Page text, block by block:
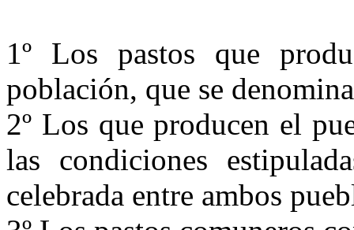
1º Los pastos que
población, que se
2º Los que producen el
las condiciones
celebrada entre ambos